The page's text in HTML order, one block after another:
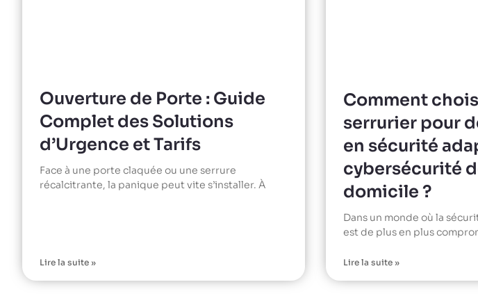
Ouverture de Porte : Guide
Complet des Solutions
d’Urgence et Tarifs
Face à une porte claquée ou une serrure
récalcitrante, la panique peut vite s’installer. À
Lire la suite »
Comment
serrurier pour
en sécurité
cybersécurité
domicile ?
Dans un monde où la
est de plus en plus
Lire la suite »